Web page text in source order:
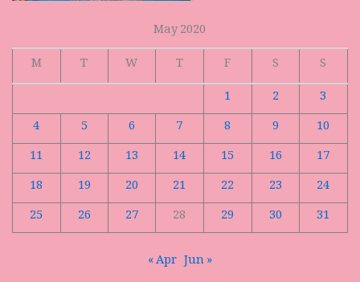
May 2020
M
T W T F S
S
1
2
3
4
5 6 7 8 9
10
11
12 13 14 15 16
17
18
19 20 21 22 23
24
25
26 27 28 29 30 31
« Apr Jun »